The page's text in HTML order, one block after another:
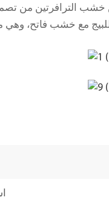
خشب الترافرتين من